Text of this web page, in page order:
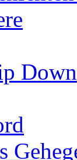
Down